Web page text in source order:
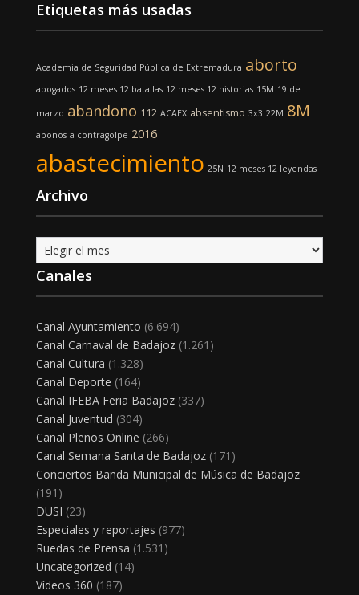
Etiquetas más usadas
Academia de Seguridad Pública de Extremadura aborto
abogados 12 meses 12 batallas 12 meses 12 historias 15M 19 de
marzo abandono 112 ACAEX absentismo 3x3 22M 8M
abonos a contragolpe 2016
abastecimiento 25N 12 meses 12 leyendas
Archivo
Archivo
Canales
Canal Ayuntamiento (6.694)
Canal Carnaval de Badajoz(1.261)
Canal Cultura (1.328)
Canal Deporte (164)
Canal IFEBA Feria Badajoz(337)
Canal Juventud (304)
Canal Plenos Online (266)
Canal Semana Santa de Badajoz(171)
Conciertos Banda Municipal de Música de Badajoz
(191)
DUSI (23)
Especiales y reportajes (977)
Ruedas de Prensa (1.531)
Uncategorized (14)
Vídeos 360 (187)